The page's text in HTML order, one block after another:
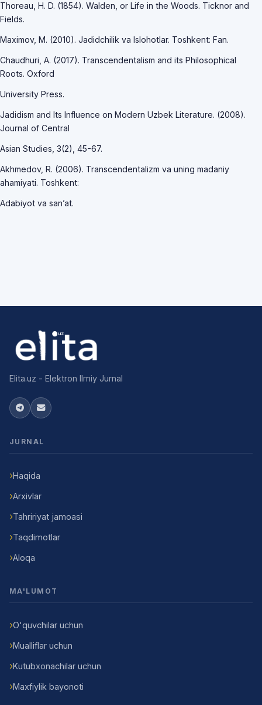
Thoreau, H. D. (1854). Walden, or Life in the Woods. Ticknor and
Fields.
Maximov, M. (2010). Jadidchilik va Islohotlar. Toshkent: Fan.
Chaudhuri, A. (2017). Transcendentalism and its Philosophical
Roots. Oxford
University Press.
Jadidism and Its Influence on Modern Uzbek Literature. (2008).
Journal of Central
Asian Studies, 3(2), 45-67.
Akhmedov, R. (2006). Transcendentalizm va uning madaniy
ahamiyati. Toshkent:
Adabiyot va san’at.
Elita.uz - Elektron Ilmiy Jurnal
JURNAL
Haqida
Arxivlar
Tahririyat jamoasi
Taqdimotlar
Aloqa
MA'LUMOT
O'quvchilar uchun
Mualliflar uchun
Kutubxonachilar uchun
Maxfiylik bayonoti